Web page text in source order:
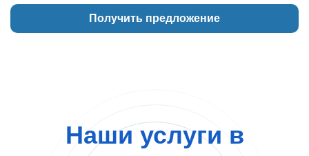
Наши услуги в